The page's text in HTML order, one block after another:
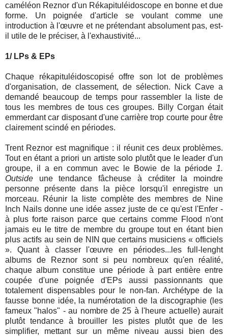
caméléon Reznor d'un Rékapituléidoscope en bonne et due
forme. Un poignée d'article se voulant comme une
introduction à l'œuvre et ne prétendant absolument pas, est-
il utile de le préciser, à l'exhaustivité...
1/ LPs & EPs
Chaque rékapituléidoscopisé offre son lot de problèmes
d'organisation, de classement, de sélection. Nick Cave a
demandé beaucoup de temps pour rassembler la liste de
tous les membres de tous ces groupes. Billy Corgan était
emmerdant car disposant d'une carrière trop courte pour être
clairement scindé en périodes.
Trent Reznor est magnifique : il réunit ces deux problèmes.
Tout en étant a priori un artiste solo plutôt que le leader d'un
groupe, il a en commun avec le Bowie de la période 1.
Outside une tendance fâcheuse à créditer la moindre
personne présente dans la pièce lorsqu'il enregistre un
morceau. Réunir la liste complète des membres de Nine
Inch Nails donne une idée assez juste de ce qu'est l'Enfer -
à plus forte raison parce que certains comme Flood n'ont
jamais eu le titre de membre du groupe tout en étant bien
plus actifs au sein de NIN que certains musiciens « officiels
». Quant à classer l'œuvre en périodes...les full-lenght
albums de Reznor sont si peu nombreux qu'en réalité,
chaque album constitue une période à part entière entre
coupée d'une poignée d'EPs aussi passionnants que
totalement dispensables pour le non-fan. Archétype de la
fausse bonne idée, la numérotation de la discographie (les
fameux "halos" - au nombre de 25 à l'heure actuelle) aurait
plutôt tendance à brouiller les pistes plutôt que de les
simplifier, mettant sur un même niveau aussi bien des